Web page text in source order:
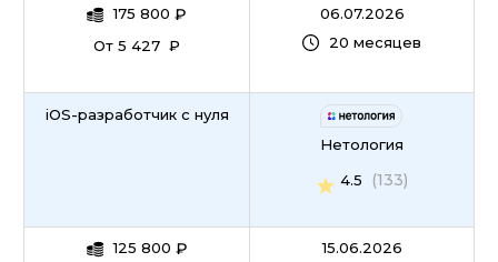
3D-визуализация
Йога
Инфографика
175 800 ₽
От 5 427 ₽
06.07.2026
20 месяцев
iOS-разработчик с нуля
125 800 ₽
Нетология
4.5
(133)
15.06.2026